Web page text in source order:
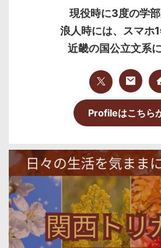
現役時に3度の学部
浪人時には、スマホ1
近畿の国公立文系に
Profileはこちら